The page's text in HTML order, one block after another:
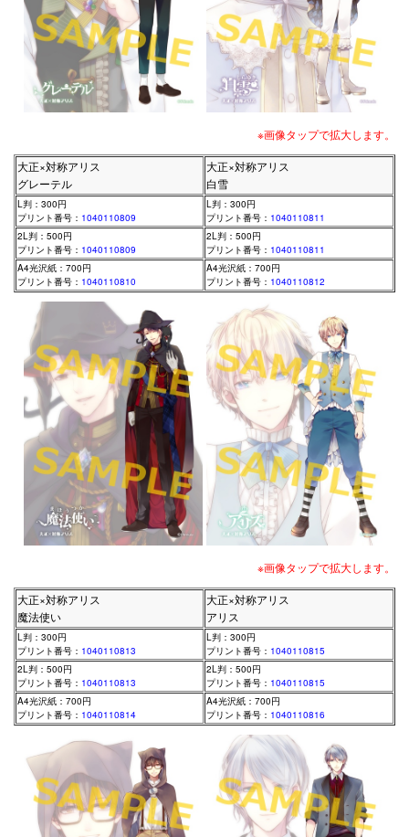
※画像タップで拡大します。
大正×対称アリス
グレーテル
大正×対称アリス
白雪
L判：300円
プリント番号： 1040110809
L判：300円
プリント番号： 1040110811
2L判：500円
プリント番号： 1040110809
2L判：500円
プリント番号： 1040110811
A4光沢紙：700円
プリント番号： 1040110810
A4光沢紙：700円
プリント番号： 1040110812
※画像タップで拡大します。
大正×対称アリス
魔法使い
大正×対称アリス
アリス
L判：300円
プリント番号： 1040110813
L判：300円
プリント番号： 1040110815
2L判：500円
プリント番号： 1040110813
2L判：500円
プリント番号： 1040110815
A4光沢紙：700円
プリント番号： 1040110814
A4光沢紙：700円
プリント番号： 1040110816